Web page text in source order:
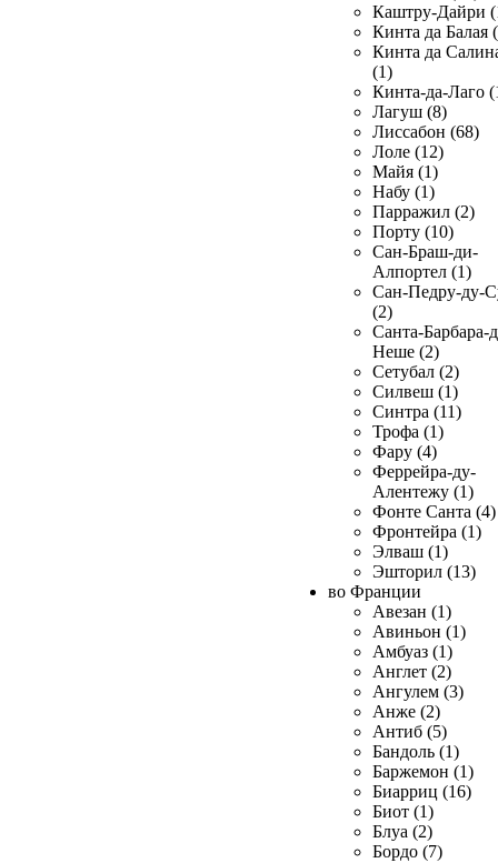
Каштру-Дайри
Кинта да Балая
Кинта да
(1)
Кинта-да-Лаго
Лагуш (8)
Лиссабон (68)
Лоле (12)
Майя (1)
Набу (1)
Парражил (2)
Порту (10)
Сан-Браш-ди-
Алпортел (1)
Сан-Педру-ду-
(2)
Санта-Барбара-
Неше (2)
Сетубал (2)
Силвеш (1)
Синтра (11)
Трофа (1)
Фару (4)
Феррейра-ду-
Алентежу (1)
Фонте Санта (4)
Фронтейра (1)
Элваш (1)
Эшторил (13)
во Франции
Авезан (1)
Авиньон (1)
Амбуаз (1)
Англет (2)
Ангулем (3)
Анже (2)
Антиб (5)
Бандоль (1)
Баржемон (1)
Биарриц (16)
Биот (1)
Блуа (2)
Бордо (7)